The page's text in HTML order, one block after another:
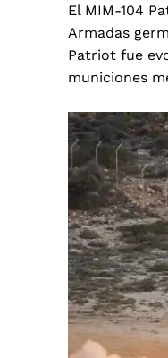
El MIM-104
Armadas
Patriot fue
municiones